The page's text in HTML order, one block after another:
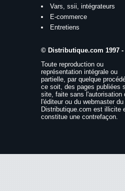
Vars, ssii, intégrateurs
E-commerce
Entretiens
© Distributique.com 1997 -
Toute reproduction ou
représentation intégrale ou
partielle, par quelque
ce soit, des pages publiées
site, faite sans l'autorisation
l'éditeur ou du webmaster
Distributique.com est illicite
constitue une contrefaçon.